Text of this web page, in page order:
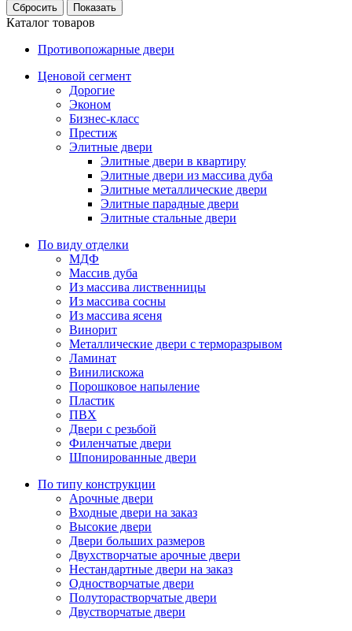
Каталог товаров
Противопожарные двери
Ценовой сегмент
Дорогие
Эконом
Бизнес-класс
Престиж
Элитные двери
Элитные двери в квартиру
Элитные двери из массива дуба
Элитные металлические двери
Элитные парадные двери
Элитные стальные двери
По виду отделки
МДФ
Массив дуба
Из массива лиственницы
Из массива сосны
Из массива ясеня
Винорит
Металлические двери с терморазрывом
Ламинат
Винилискожа
Порошковое напыление
Пластик
ПВХ
Двери с резьбой
Филенчатые двери
Шпонированные двери
По типу конструкции
Арочные двери
Входные двери на заказ
Высокие двери
Двери больших размеров
Двухстворчатые арочные двери
Нестандартные двери на заказ
Одностворчатые двери
Полуторастворчатые двери
Двустворчатые двери